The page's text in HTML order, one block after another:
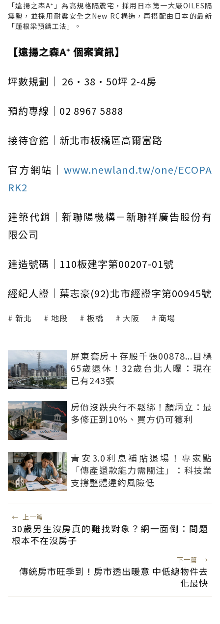
「遠揚之森A⁺」為高規格隔震宅，採用日本第一大廠OILES隔
震墊，並採用耐震安全之New RC構造，再搭配由日本的最新
「蓮根梁預鑄工法」。
【遠揚之森A⁺ 個案資訊】
坪數規劃｜ 26·38·50坪 2-4房
預約專線｜02 8967 5888
接待會館｜新北市板橋區高爾富路
官方網站｜ www.newland.tw/one/ECOPA
RK2
建築代銷｜新聯陽機構－新聯祥廣告股份有
限公司
建造號碼｜110板建字第00207-01號
經紀人證｜葉志豪(92)北市經證字第00945號
新北 地段 板橋 大阪 商場
屏東套房＋存股千張00878...目標
65歲退休！32歲台北人曝：現在
已有243張
房價沒跌央行不鬆綁！顏炳立：最
多修正到10%、買方仍可獲利
青安3.0利息補貼退場！專家點
「傳產還款能力需關注」：科技業
支撐整體違約風險低
← 上一篇
30歲男生沒房真的難找對象？網一面倒：問題
根本不在沒房子
下一篇 →
傳統房市旺季到！房市透出暖意 中低總物件去
化最快